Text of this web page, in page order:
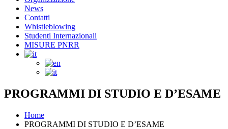
News
Contatti
Whistleblowing
Studenti Internazionali
MISURE PNRR
PROGRAMMI DI STUDIO E D’ESAME
Home
PROGRAMMI DI STUDIO E D’ESAME